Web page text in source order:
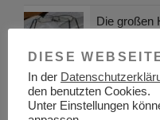
Die großen
DIESE
In der
den benutzten Cookies.
Unter Einstellungen